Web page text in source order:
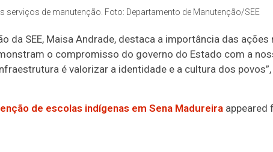
serviços de manutenção. Foto: Departamento de Manutenção/SEE
da SEE, Maisa Andrade, destaca a importância das ações
o compromisso do governo do Estado com a
é valorizar a identidade e a cultura dos povos”,
de escolas indígenas em Sena Madureiraappeared